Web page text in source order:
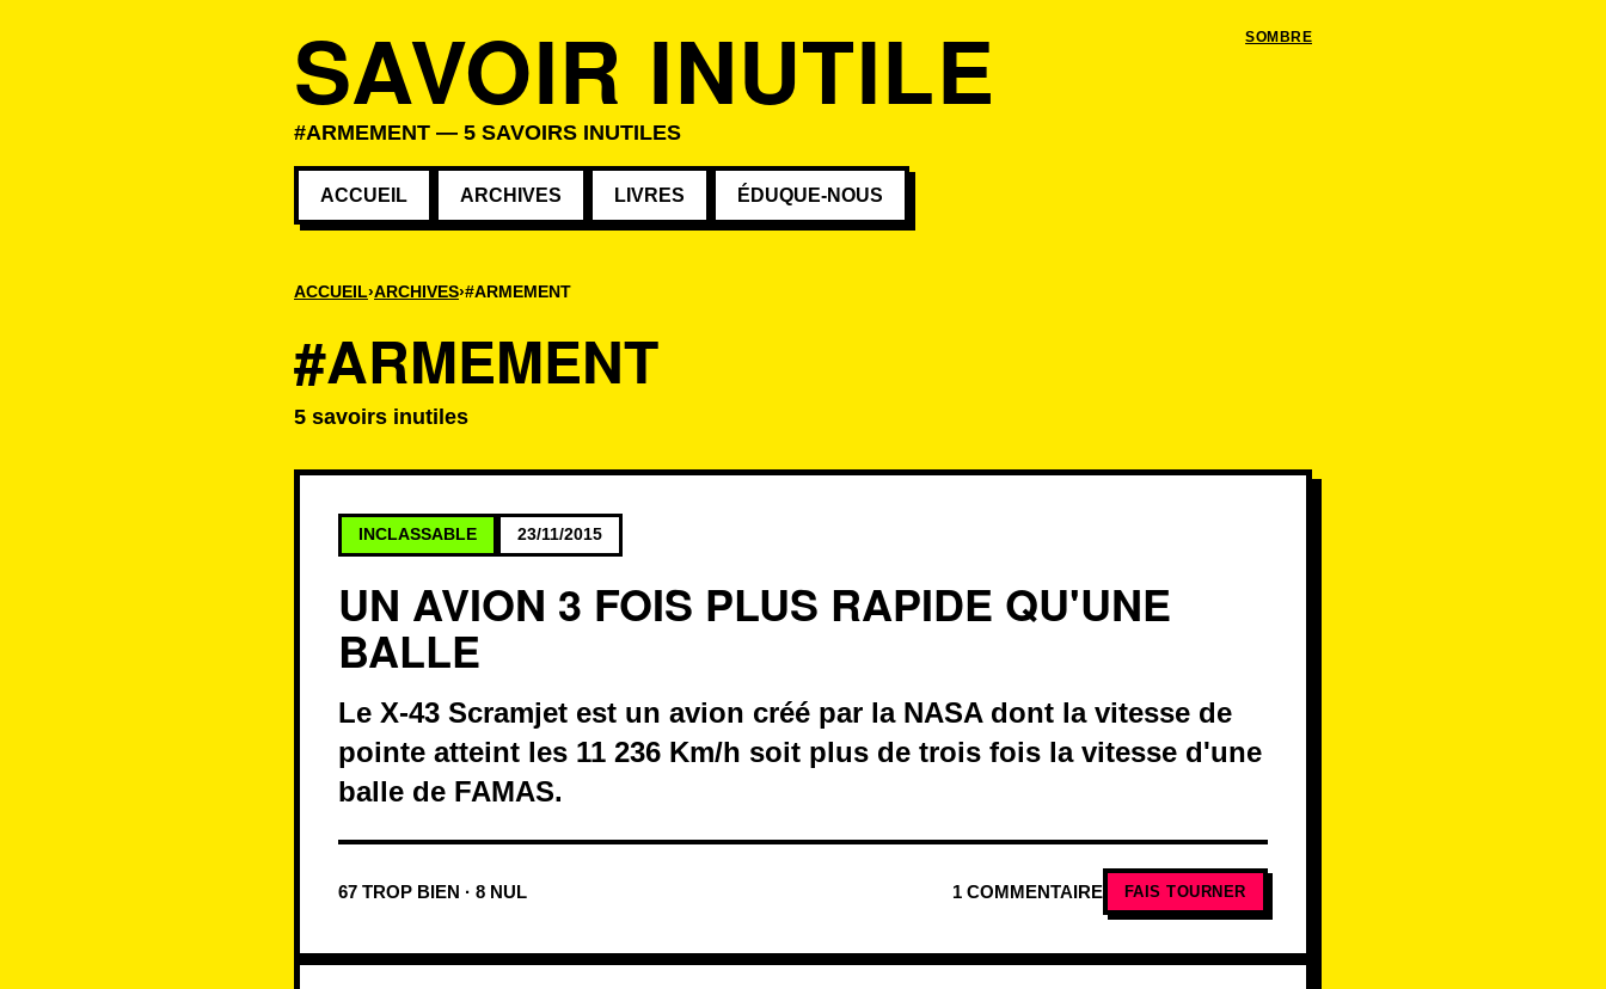
SOMBRE
SAVOIR INUTILE
#ARMEMENT — 5 SAVOIRS INUTILES
ACCUEIL ARCHIVES LIVRES ÉDUQUE-NOUS
ACCUEIL ARCHIVES #ARMEMENT
#ARMEMENT
5 savoirs inutiles
Savoirs associés au mot-clé
INCLASSABLE 23/11/2015
UN AVION 3 FOIS PLUS RAPIDE QU'UNE
BALLE
Le X-43 Scramjet est un avion créé par la NASA dont la vitesse de
pointe atteint les 11 236 Km/h soit plus de trois fois la vitesse d'une
balle de FAMAS.
67 TROP BIEN · 8 NUL 1 COMMENTAIRE FAIS TOURNER